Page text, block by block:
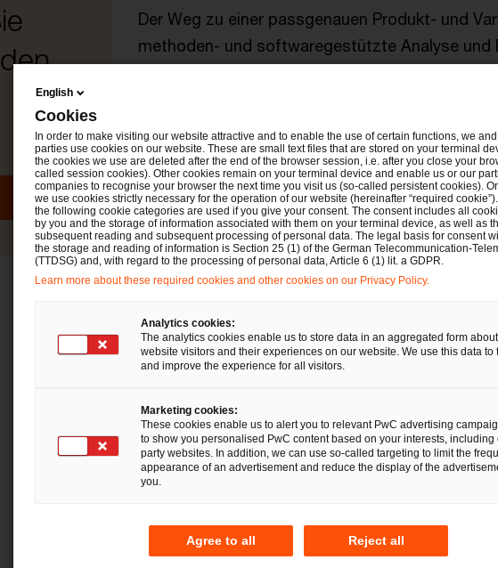
Der Weg zu einer passgenauen Produkt- und
methoden- und softwaregestützte Analyse und
bereits in vielen namhaften
unterstützen wir auch Sie dabei, Ihre historisch
verbessern und daraus die notwendigen
Mit unserer kombinierten Software METUS und
App Complexity Manager können wir bereits
planen. Nicht benötigte Varianten werden
maßgeschneidert paketiert. So investieren Sie
und Werkzeuge, um die Marktanforderungen
Die Übersicht über die
liefert eine verlässliche Vorhersage der
Produktvarianten, bevor übermäßige
schmälern können.
Um die Nachhaltigkeit des angewandten
sicherzustellen, entwickeln wir ein
Integration der notwendigen Prozesse in Ihre
Komplexitätsmanagement ist schließlich ein
English
Cookies
In order to make visiting our website attractive and to enable the use of certain functions, we
parties use cookies on our website. These are small text files that are stored on your terminal
the cookies we use are deleted after the end of the browser session, i.e. after you close your
called session cookies). Other cookies remain on your terminal device and enable us or our
companies to recognise your browser the next time you visit us (so-called persistent cookies).
we use cookies strictly necessary for the operation of our website (hereinafter “required
the following cookie categories are used if you give your consent. The consent includes all
by you and the storage of information associated with them on your terminal device, as well as
subsequent reading and subsequent processing of personal data. The legal basis for consent
the storage and reading of information is Section 25 (1) of the German Telecommunication-
(TTDSG) and, with regard to the processing of personal data, Article 6 (1) lit. a GDPR.
Learn more about these required cookies and other cookies on our Privacy Policy.
Analytics cookies:
The analytics cookies enable us to store data in an aggregated form
website visitors and their experiences on our website. We use this data to
and improve the experience for all visitors.
Marketing cookies:
These cookies enable us to alert you to relevant PwC advertising
to show you personalised PwC content based on your interests, including
party websites. In addition, we can use so-called targeting to limit the
appearance of an advertisement and reduce the display of the
you.
Agree to all Reject all